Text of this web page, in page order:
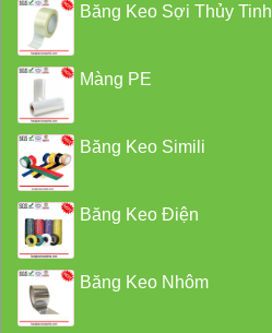
Băng Keo Sợi Thủy Tinh
Màng PE
Băng Keo Simili
Băng Keo Điện
Băng Keo Nhôm